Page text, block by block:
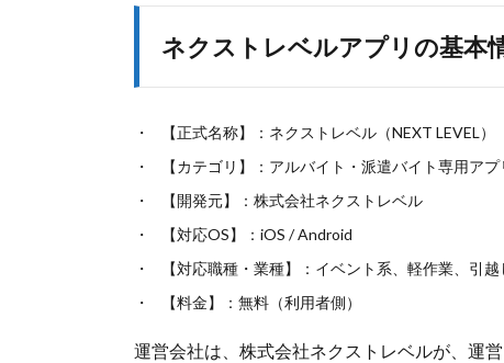
ネクストレベルアプリの基本
【正式名称】：ネクストレベル（NEXT LEVEL）
【カテゴリ】：アルバイト・派遣バイト専用アプ
【開発元】：株式会社ネクストレベル
【対応OS】：iOS / Android
【対応職種・業種】：イベント系、軽作業、引
【料金】：無料（利用者側）
運営会社は、株式会社ネクストレベルが、運